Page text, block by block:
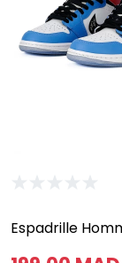
Espadrille